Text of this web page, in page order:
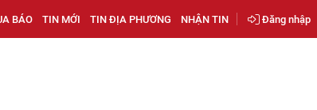
BÁO TIN MỚI TIN ĐỊA PHƯƠNG NHẬN TIN Đăng nhập